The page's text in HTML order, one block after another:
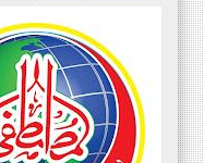
آج کا
اور کسی
نتائج کے
انکار
علی عمران
آباد